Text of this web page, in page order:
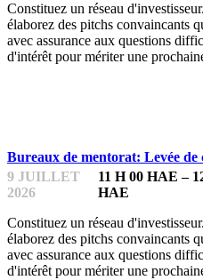
Constituez un réseau
élaborez des pitchs convaincants
avec assurance aux questions
d'intérêt pour mériter une
Bureaux de mentorat: Levée de
9 JUILLET
2026
11 H 00 HAE –
HAE
Constituez un réseau
élaborez des pitchs convaincants
avec assurance aux questions
d'intérêt pour mériter une